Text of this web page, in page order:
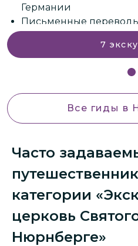
Германии
Письменные
Лечение в клиниках
7
Все гиды в
Часто
категории
церковь
Нюрнберге»